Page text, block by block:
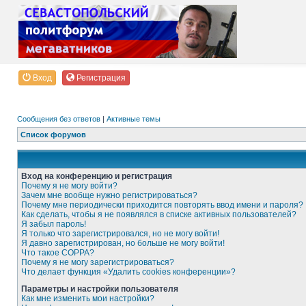
Вход Регистрация
Сообщения без ответов | Активные темы
Список форумов
Вход на конференцию и регистрация
Почему я не могу войти?
Зачем мне вообще нужно регистрироваться?
Почему мне периодически приходится повторять ввод имени и пароля?
Как сделать, чтобы я не появлялся в списке активных пользователей?
Я забыл пароль!
Я только что зарегистрировался, но не могу войти!
Я давно зарегистрирован, но больше не могу войти!
Что такое COPPA?
Почему я не могу зарегистрироваться?
Что делает функция «Удалить cookies конференции»?
Параметры и настройки пользователя
Как мне изменить мои настройки?